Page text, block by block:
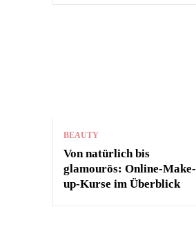
BEAUTY
Von natürlich bis
glamourös: Online-Make-
up-Kurse im Überblick